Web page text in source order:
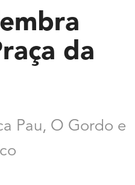
da
Pau, O Gordo e